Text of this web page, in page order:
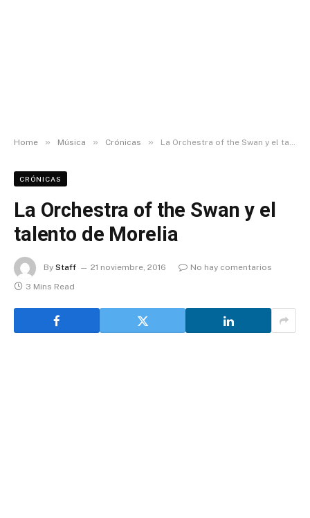
Home » Música » Crónicas » La Orchestra of the Swan y el talento de Morelia
CRÓNICAS
La Orchestra of the Swan y el
talento de Morelia
By Staff 21 noviembre, 2016
No hay comentarios
3 Mins Read